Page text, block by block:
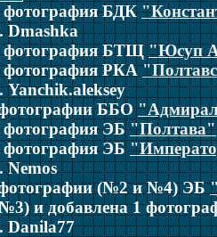
фотография БДК
Dmashka
фотография БТЩ"Юсуп
фотография РКА
Yanchik.aleksey
ББО
фотография ЭБ"Полтава"
фотография ЭБ
Nemos
(№2 и №4) ЭБ
и добавлена 1
Danila77